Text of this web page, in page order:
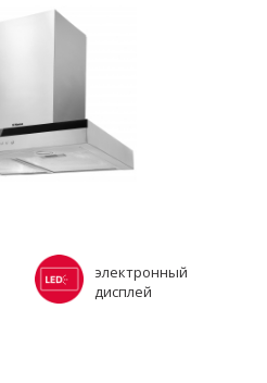
электронный
дисплей